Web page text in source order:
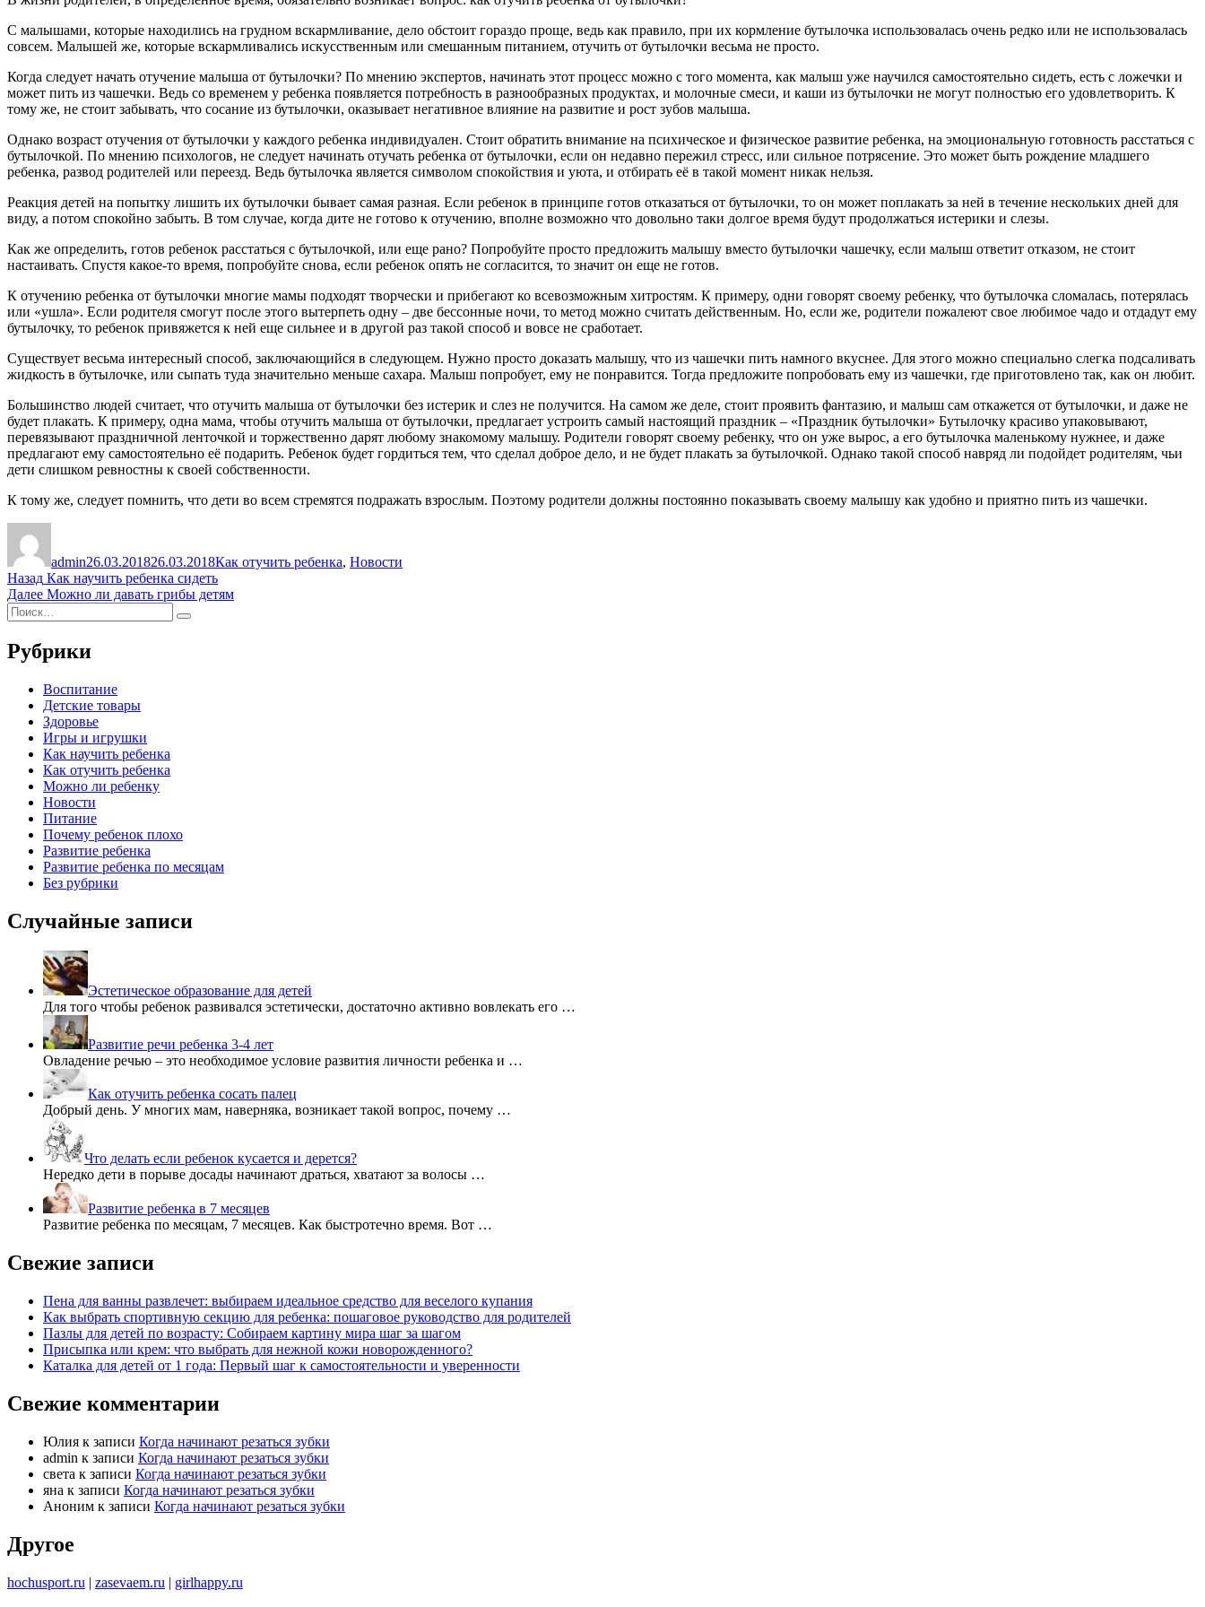
С малышами, которые находились на грудном вскармливание, дело обстоит гораздо проще, ведь как правило, при их кормление бутылочка использовалась очень редко или не использовалась
совсем. Малышей же, которые вскармливались искусственным или смешанным питанием, отучить от бутылочки весьма не просто.
Когда следует начать отучение малыша от бутылочки? По мнению экспертов, начинать этот процесс можно с того момента, как малыш уже научился самостоятельно сидеть, есть с ложечки и
может пить из чашечки. Ведь со временем у ребенка появляется потребность в разнообразных продуктах, и молочные смеси, и каши из бутылочки не могут полностью его удовлетворить. К
тому же, не стоит забывать, что сосание из бутылочки, оказывает негативное влияние на развитие и рост зубов малыша.
Однако возраст отучения от бутылочки у каждого ребенка индивидуален. Стоит обратить внимание на психическое и физическое развитие ребенка, на эмоциональную готовность расстаться с
бутылочкой. По мнению психологов, не следует начинать отучать ребенка от бутылочки, если он недавно пережил стресс, или сильное потрясение. Это может быть рождение младшего
ребенка, развод родителей или переезд. Ведь бутылочка является символом спокойствия и уюта, и отбирать её в такой момент никак нельзя.
Реакция детей на попытку лишить их бутылочки бывает самая разная. Если ребенок в принципе готов отказаться от бутылочки, то он может поплакать за ней в течение нескольких дней для
виду, а потом спокойно забыть. В том случае, когда дите не готово к отучению, вполне возможно что довольно таки долгое время будут продолжаться истерики и слезы.
Как же определить, готов ребенок расстаться с бутылочкой, или еще рано? Попробуйте просто предложить малышу вместо бутылочки чашечку, если малыш ответит отказом, не стоит
настаивать. Спустя какое-то время, попробуйте снова, если ребенок опять не согласится, то значит он еще не готов.
К отучению ребенка от бутылочки многие мамы подходят творчески и прибегают ко всевозможным хитростям. К примеру, одни говорят своему ребенку, что бутылочка сломалась, потерялась
или «ушла». Если родителя смогут после этого вытерпеть одну – две бессонные ночи, то метод можно считать действенным. Но, если же, родители пожалеют свое любимое чадо и отдадут ему
бутылочку, то ребенок привяжется к ней еще сильнее и в другой раз такой способ и вовсе не сработает.
Существует весьма интересный способ, заключающийся в следующем. Нужно просто доказать малышу, что из чашечки пить намного вкуснее. Для этого можно специально слегка подсаливать
жидкость в бутылочке, или сыпать туда значительно меньше сахара. Малыш попробует, ему не понравится. Тогда предложите попробовать ему из чашечки, где приготовлено так, как он любит.
Большинство людей считает, что отучить малыша от бутылочки без истерик и слез не получится. На самом же деле, стоит проявить фантазию, и малыш сам откажется от бутылочки, и даже не
будет плакать. К примеру, одна мама, чтобы отучить малыша от бутылочки, предлагает устроить самый настоящий праздник – «Праздник бутылочки» Бутылочку красиво упаковывают,
перевязывают праздничной ленточкой и торжественно дарят любому знакомому малышу. Родители говорят своему ребенку, что он уже вырос, а его бутылочка маленькому нужнее, и даже
предлагают ему самостоятельно её подарить. Ребенок будет гордиться тем, что сделал доброе дело, и не будет плакать за бутылочкой. Однако такой способ навряд ли подойдет родителям, чьи
дети слишком ревностны к своей собственности.
К тому же, следует помнить, что дети во всем стремятся подражать взрослым. Поэтому родители должны постоянно показывать своему малышу как удобно и приятно пить из чашечки.
admin26.03.201826.03.2018Как отучить ребенка, Новости
Навигация
по
записям
Назад Предыдущая
запись:
Как научить ребенка сидеть
Далее Следующая
Можно ли давать грибы детям
Искать:
Поиск
Рубрики
Воспитание
Детские товары
Здоровье
Игры и игрушки
Как научить ребенка
Как отучить ребенка
Можно ли ребенку
Новости
Питание
Почему ребенок плохо
Развитие ребенка
Развитие ребенка по месяцам
Без рубрики
Случайные записи
Эстетическое образование для детей
Для того чтобы ребенок развивался эстетически, достаточно активно вовлекать его …
Развитие речи ребенка 3-4 лет
Овладение речью – это необходимое условие развития личности ребенка и …
Как отучить ребенка сосать палец
Добрый день. У многих мам, наверняка, возникает такой вопрос, почему …
Что делать если ребенок кусается и дерется?
Нередко дети в порыве досады начинают драться, хватают за волосы …
Развитие ребенка в 7 месяцев
Развитие ребенка по месяцам, 7 месяцев. Как быстротечно время. Вот …
Свежие записи
Пена для ванны развлечет: выбираем идеальное средство для веселого купания
Как выбрать спортивную секцию для ребенка: пошаговое руководство для родителей
Пазлы для детей по возрасту: Собираем картину мира шаг за шагом
Присыпка или крем: что выбрать для нежной кожи новорожденного?
Каталка для детей от 1 года: Первый шаг к самостоятельности и уверенности
Свежие комментарии
Юлия к записи Когда начинают резаться зубки
admin к записи Когда начинают резаться зубки
света к записи Когда начинают резаться зубки
яна к записи Когда начинают резаться зубки
Аноним к записи Когда начинают резаться зубки
Другое
hochusport.ru | zasevaem.ru | girlhappy.ru